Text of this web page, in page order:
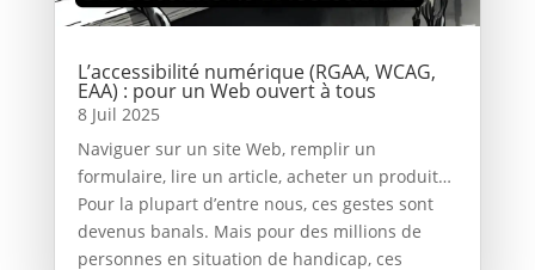
L’accessibilité numérique (RGAA, WCAG,
EAA) : pour un Web ouvert à tous
8 Juil 2025
Naviguer sur un site Web, remplir un
formulaire, lire un article, acheter un produit…
Pour la plupart d’entre nous, ces gestes sont
devenus banals. Mais pour des millions de
personnes en situation de handicap, ces